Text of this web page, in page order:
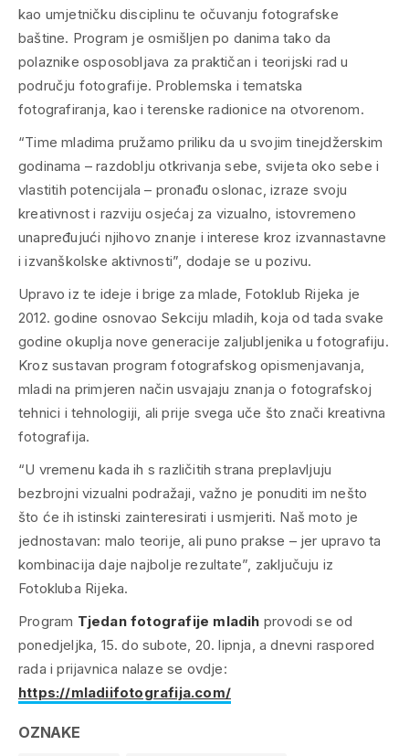
kao umjetničku disciplinu te očuvanju fotografske
baštine. Program je osmišljen po danima tako da
polaznike osposobljava za praktičan i teorijski rad u
području fotografije. Problemska i tematska
fotografiranja, kao i terenske radionice na otvorenom.
“Time mladima pružamo priliku da u svojim tinejdžerskim
godinama – razdoblju otkrivanja sebe, svijeta oko sebe i
vlastitih potencijala – pronađu oslonac, izraze svoju
kreativnost i razviju osjećaj za vizualno, istovremeno
unapređujući njihovo znanje i interese kroz izvannastavne
i izvanškolske aktivnosti”, dodaje se u pozivu.
Upravo iz te ideje i brige za mlade, Fotoklub Rijeka je
2012. godine osnovao Sekciju mladih, koja od tada svake
godine okuplja nove generacije zaljubljenika u fotografiju.
Kroz sustavan program fotografskog opismenjavanja,
mladi na primjeren način usvajaju znanja o fotografskoj
tehnici i tehnologiji, ali prije svega uče što znači kreativna
fotografija.
“U vremenu kada ih s različitih strana preplavljuju
bezbrojni vizualni podražaji, važno je ponuditi im nešto
što će ih istinski zainteresirati i usmjeriti. Naš moto je
jednostavan: malo teorije, ali puno prakse – jer upravo ta
kombinacija daje najbolje rezultate”, zaključuju iz
Fotokluba Rijeka.
Program Tjedan fotografije mladih provodi se od
ponedjeljka, 15. do subote, 20. lipnja, a dnevni raspored
rada i prijavnica nalaze se ovdje:
https://mladiifotografija.com/
OZNAKE